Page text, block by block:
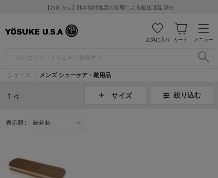
【お知らせ】熊本地域地震の影響による配送遅延 詳細
メニュー
カート
お気に入り
シューズ メンズ シューケア・靴用品
1 件 サイズ 絞り込む
表示順 :